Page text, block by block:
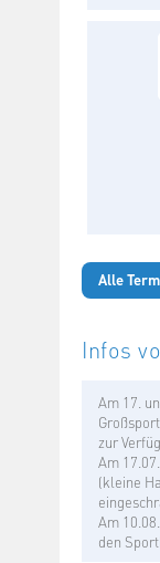
Alle
Infos
Am 17.
zur
Am
(kleine
Am
den